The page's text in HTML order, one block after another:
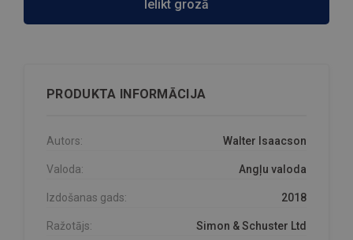
Ielikt grozā
PRODUKTA INFORMĀCIJA
Autors: Walter Isaacson
Valoda: Angļu valoda
Izdošanas gads: 2018
Ražotājs: Simon & Schuster Ltd